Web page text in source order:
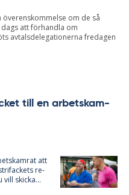
om de så
att förhandla om
avtalsdelegationerna fredagen
till en ar­bets­kam­
att
re­
skic­ka...